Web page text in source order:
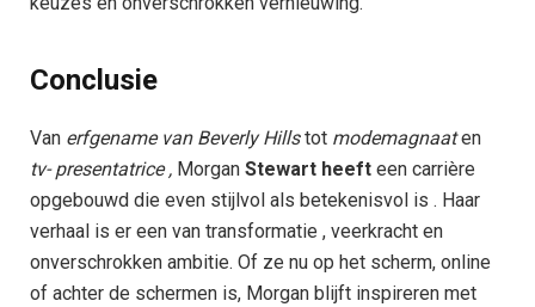
Conclusie
Van erfgename van Beverly Hillstot modemagnaaten
tv-presentatrice, Morgan Stewart heeft een carrière
opgebouwd die even stijlvol als betekenisvol is . Haar
verhaal is er een van transformatie , veerkracht en
onverschrokken ambitie. Of ze nu op het scherm, online
of achter de schermen is, Morgan blijft inspireren met